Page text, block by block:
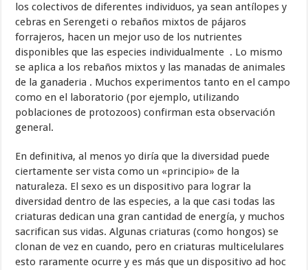
los colectivos de diferentes individuos, ya sean antílopes y
cebras en Serengeti o rebaños mixtos de pájaros
forrajeros, hacen un mejor uso de los nutrientes
disponibles que las especies individualmente . Lo mismo
se aplica a los rebaños mixtos y las manadas de animales
de la ganaderia . Muchos experimentos tanto en el campo
como en el laboratorio (por ejemplo, utilizando
poblaciones de protozoos) confirman esta observación
general.
En definitiva, al menos yo diría que la diversidad puede
ciertamente ser vista como un «principio» de la
naturaleza. El sexo es un dispositivo para lograr la
diversidad dentro de las especies, a la que casi todas las
criaturas dedican una gran cantidad de energía, y muchos
sacrifican sus vidas. Algunas criaturas (como hongos) se
clonan de vez en cuando, pero en criaturas multicelulares
esto raramente ocurre y es más que un dispositivo ad hoc